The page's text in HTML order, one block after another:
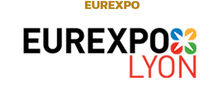
EUREXPO